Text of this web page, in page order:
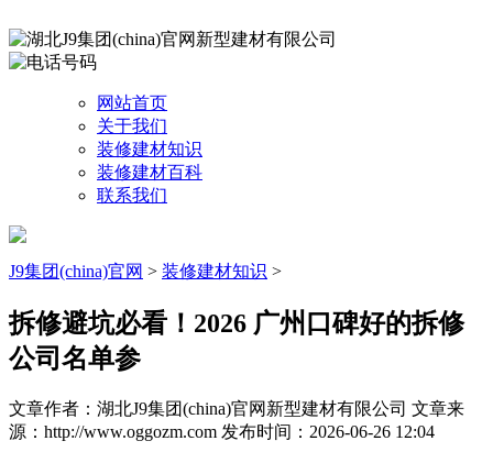
网站首页
关于我们
装修建材知识
装修建材百科
联系我们
J9集团(china)官网 > 装修建材知识 >
拆修避坑必看！2026 广州口碑好的拆修
公司名单参
文章作者：湖北J9集团(china)官网新型建材有限公司 文章来
源：http://www.oggozm.com 发布时间：2026-06-26 12:04